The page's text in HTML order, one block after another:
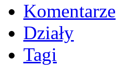
Komentarze
Działy
Tagi